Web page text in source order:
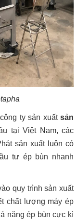
ty sản xuất sản
tại Việt Nam, các
sản xuất luôn có
tư ép bùn nhanh
quy trình sản xuất
chất lượng máy ép
năng ép bùn cực kì